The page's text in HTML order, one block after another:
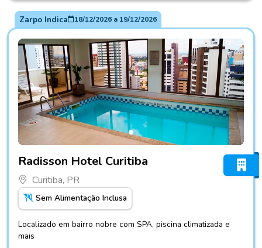
Zarpo Indica 18/12/2026a 19/12/2026
Radisson Hotel Curitiba
Curitiba, PR
Sem Alimentação Inclusa
Localizado em bairro nobre com SPA, piscina climatizada e
mais